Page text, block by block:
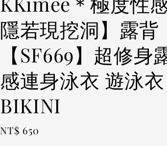
隱若現挖洞】露背
【SF669】超修身
感連身泳衣 遊泳衣
BIKINI
Regular
NT$ 650